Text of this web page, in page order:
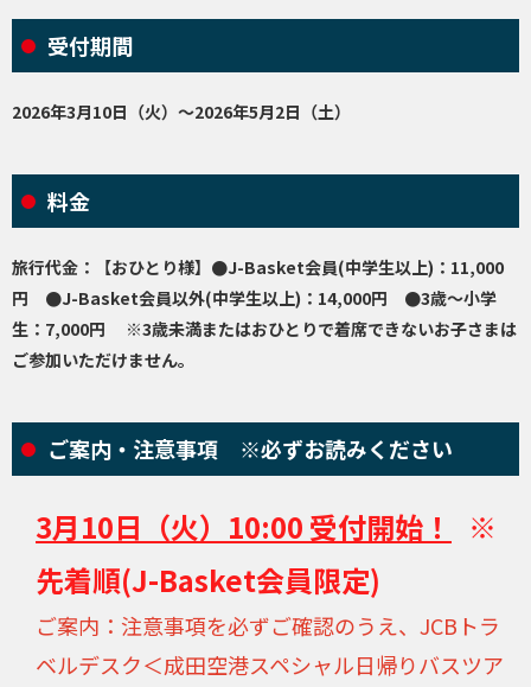
受付期間
2026年3月10日（火）～2026年5月2日（土）
料金
旅行代金：【おひとり様】●J-Basket会員(中学生以上)：11,000
円 ●J-Basket会員以外(中学生以上)：14,000円 ●3歳～小学
生：7,000円 ※3歳未満またはおひとりで着席できないお子さまは
ご参加いただけません。
ご案内・注意事項 ※必ずお読みください
3月10日（火）10:00 受付開始！
※
先着順(J-Basket会員限定)
ご案内：注意事項を必ずご確認のうえ、JCBトラ
ベルデスク＜成田空港スペシャル日帰りバスツア